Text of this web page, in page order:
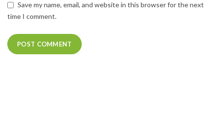
Save my name, email, and website in this browser for the next
time I comment.